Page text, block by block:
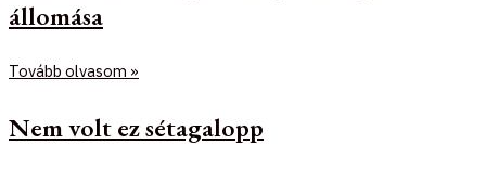
állomása
Tovább olvasom »
Nem volt ez sétagalopp